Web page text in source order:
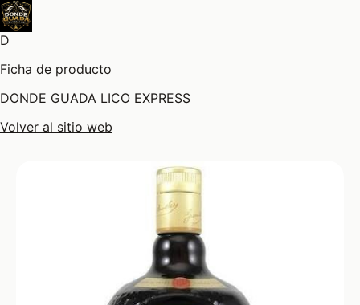
D
Ficha de producto
DONDE GUADA LICO EXPRESS
Volver al sitio web